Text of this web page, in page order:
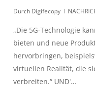
Durch Digifecopy
„Die 5G-Technologie
bieten und neue
hervorbringen,
virtuellen Realität, die
verbreiten.“ UND'…